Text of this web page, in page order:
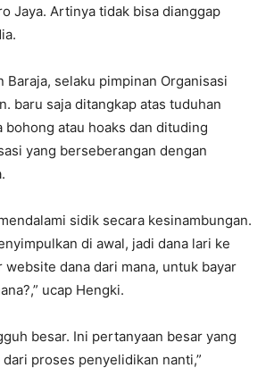
Jaya. Artinya tidak bisa dianggap
Baraja, selaku pimpinan Organisasi
baru saja ditangkap atas tuduhan
bohong atau hoaks dan dituding
yang berseberangan dengan
sidik secara kesinambungan.
di awal, jadi dana lari ke
website dana dari mana, untuk bayar
ucap Hengki.
besar. Ini pertanyaan besar yang
proses penyelidikan nanti,”